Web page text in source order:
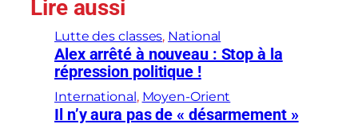
Lire aussi
Lutte des classes, National
Alex arrêté à nouveau : Stop à la
répression politique !
International , Moyen-Orient
Il n’y aura pas de « désarmement »